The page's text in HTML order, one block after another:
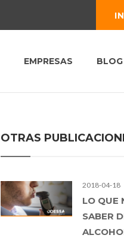
EMPRESAS BLOG
OTRAS
2018-04-18
LO QUE
SABER